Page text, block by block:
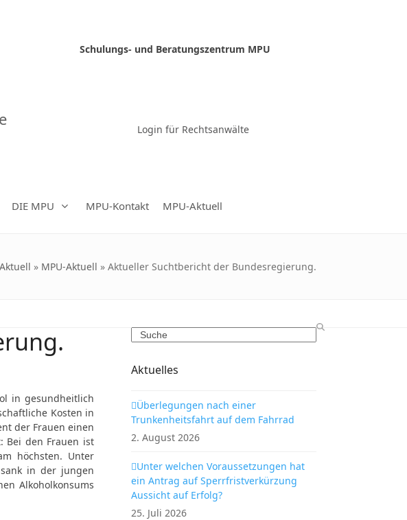
Schulungs- und Beratungszentrum MPU
Login für Rechtsanwälte
DIE MPU MPU-Kontakt MPU-Aktuell
» MPU-Aktuell » Aktueller Suchtbericht der Bundesregierung.
in gesundheitlich
Kosten in
der Frauen einen
Bei den Frauen ist
höchsten. Unter
in der jungen
Alkoholkonsums
Search
Aktuelles
Überlegungen nach einer
Trunkenheitsfahrt auf dem Fahrrad
2. August 2026
Unter welchen Voraussetzungen hat
ein Antrag auf Sperrfristverkürzung
Aussicht auf Erfolg?
25. Juli 2026